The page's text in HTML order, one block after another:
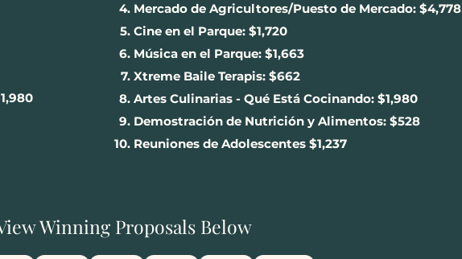
Mercado de Agricultores/Puesto de Mercado: $4,778
Cine en el Parque: $1,720
Música en el Parque: $1,663
Xtreme Baile Terapis: $662
Artes Culinarias - Qué Está Cocinando: $1,980
Demostración de Nutrición y Alimentos: $528
Reuniones de Adolescentes $1,237​
Winning Proposals Below